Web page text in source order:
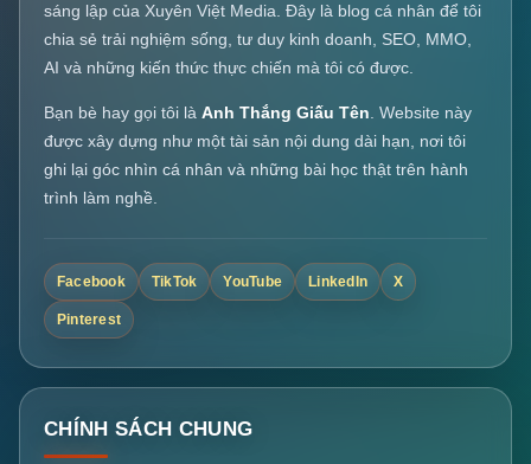
sáng lập của Xuyên Việt Media. Đây là blog cá nhân để tôi
chia sẻ trải nghiệm sống, tư duy kinh doanh, SEO, MMO,
AI và những kiến thức thực chiến mà tôi có được.
Bạn bè hay gọi tôi là Anh Thắng Giấu Tên. Website này
được xây dựng như một tài sản nội dung dài hạn, nơi tôi
ghi lại góc nhìn cá nhân và những bài học thật trên hành
trình làm nghề.
Facebook TikTok YouTube LinkedIn X
Pinterest
CHÍNH SÁCH CHUNG